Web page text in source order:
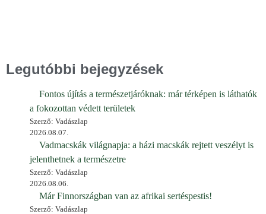
Legutóbbi bejegyzések
Fontos újítás a természetjáróknak: már térképen is láthatók
a fokozottan védett területek
Szerző: Vadászlap
2026.08.07.
Vadmacskák világnapja: a házi macskák rejtett veszélyt is
jelenthetnek a természetre
Szerző: Vadászlap
2026.08.06.
Már Finnországban van az afrikai sertéspestis!
Szerző: Vadászlap